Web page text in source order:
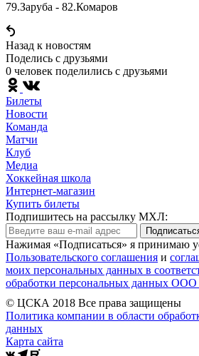
79.Заруба - 82.Комаров
Назад к новостям
Поделись c друзьями
0 человек поделились c друзьями
Билеты
Новости
Команда
Матчи
Клуб
Медиа
Хоккейная школа
Интернет-магазин
Купить билеты
Подпишитесь на рассылку МХЛ:
Нажимая «Подписаться» я принимаю
Пользовательского соглашения и
моих персональных данных в
обработки персональных данных
© ЦСКА 2018 Все права защищены
Политика компании в области
данных
Карта сайта